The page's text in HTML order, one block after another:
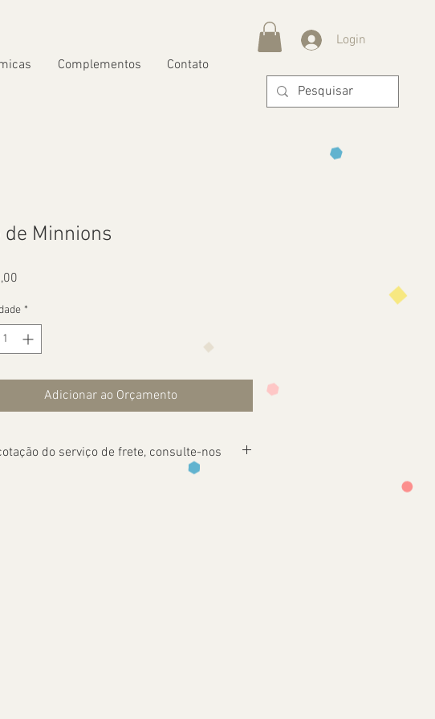
Complementos Contato
Login
de Minnions
*
Adicionar ao Orçamento
do serviço de frete, consulte-nos